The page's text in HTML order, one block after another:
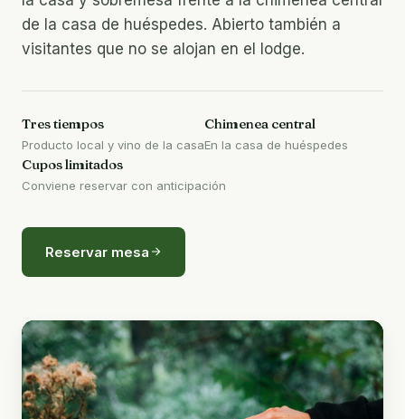
de la casa de huéspedes. Abierto también a
visitantes que no se alojan en el lodge.
Tres tiempos
Producto local y vino de la casa
Chimenea central
En la casa de huéspedes
Cupos limitados
Conviene reservar con anticipación
Reservar mesa